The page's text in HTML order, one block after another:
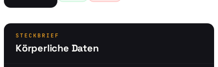
STECKBRIEF
Körperliche Daten